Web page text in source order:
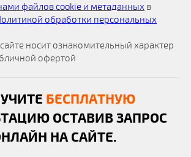
файлов cookie и метаданных в
обработки персональных
носит ознакомительный характер
офертой
БЕСПЛАТНУЮ
ОСТАВИВ ЗАПРОС
НА САЙТЕ.